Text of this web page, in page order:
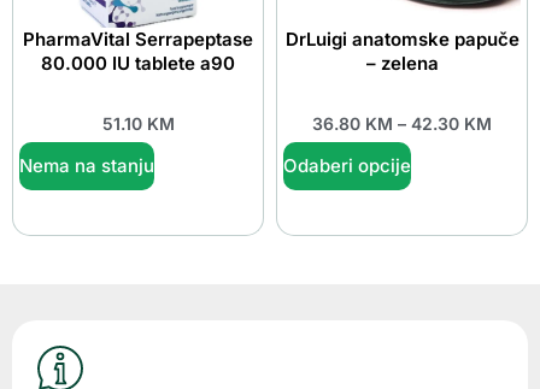
PharmaVital Serrapeptase
80.000 IU tablete a90
51.10 KM
Nema na stanju
DrLuigi anatomske papuče
– zelena
36.80 KM – 42.30 KM
Odaberi opcije